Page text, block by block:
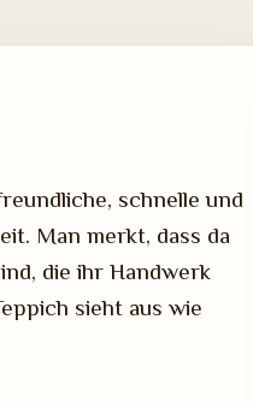
schnelle und
Man merkt, dass da
die ihr Handwerk
sieht aus wie